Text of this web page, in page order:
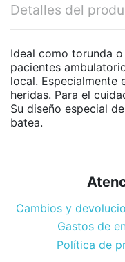
Detalles del
Ideal como torunda
pacientes
local. Especialmente
heridas. Para el
Su diseño especial
batea.
Cambios y
Gastos de
Política de